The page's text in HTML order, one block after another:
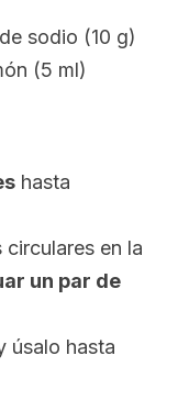
sodio (10 g)
(5 ml)
hasta
en la
un par de
úsalo hasta